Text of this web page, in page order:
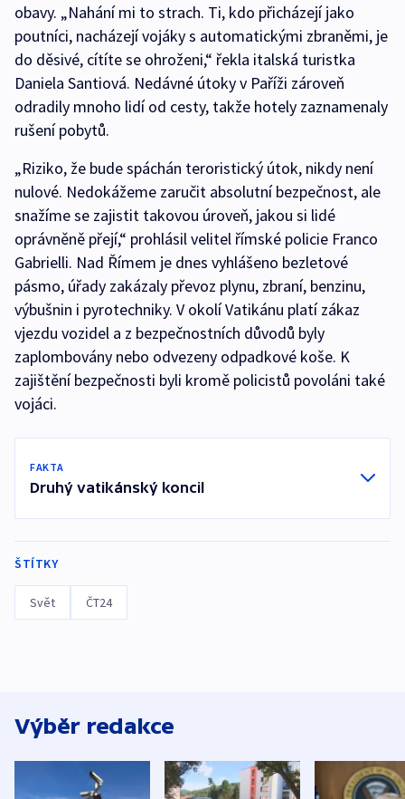
obavy. „Nahání mi to strach. Ti, kdo přicházejí jako
poutníci, nacházejí vojáky s automatickými zbraněmi, je
do děsivé, cítíte se ohroženi,“ řekla italská turistka
Daniela Santiová. Nedávné útoky v Paříži zároveň
odradily mnoho lidí od cesty, takže hotely zaznamenaly
rušení pobytů.
„Riziko, že bude spáchán teroristický útok, nikdy není
nulové. Nedokážeme zaručit absolutní bezpečnost, ale
snažíme se zajistit takovou úroveň, jakou si lidé
oprávněně přejí,“ prohlásil velitel římské policie Franco
Gabrielli. Nad Římem je dnes vyhlášeno bezletové
pásmo, úřady zakázaly převoz plynu, zbraní, benzinu,
výbušnin i pyrotechniky. V okolí Vatikánu platí zákaz
vjezdu vozidel a z bezpečnostních důvodů byly
zaplombovány nebo odvezeny odpadkové koše. K
zajištění bezpečnosti byli kromě policistů povoláni také
vojáci.
FAKTA
Druhý vatikánský koncil
ŠTÍTKY
Svět ČT24
Výběr redakce